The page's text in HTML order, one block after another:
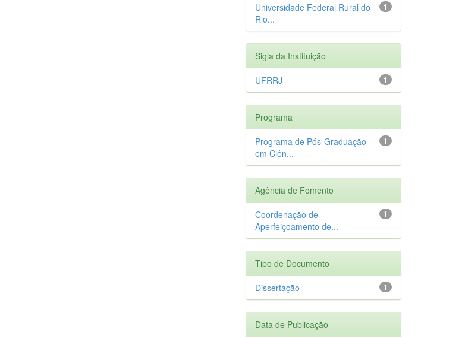
1
Universidade Federal Rural do
Rio...
Sigla da Instituição
1
UFRRJ
Programa
1
Programa de Pós-Graduação
em Ciên...
Agência de Fomento
1
Coordenação de
Aperfeiçoamento de...
Tipo de Documento
1
Dissertação
Data de Publicação